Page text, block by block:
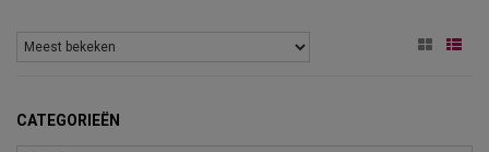
CATEGORIEËN